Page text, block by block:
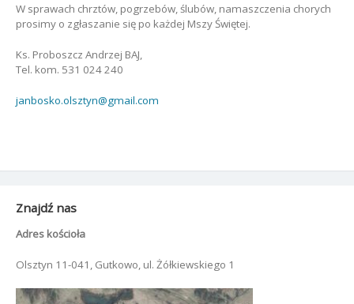
W sprawach chrztów, pogrzebów, ślubów, namaszczenia chorych
prosimy o zgłaszanie się po każdej Mszy Świętej.
Ks. Proboszcz Andrzej BAJ,
Tel. kom. 531 024 240
janbosko.olsztyn@gmail.com
Znajdź nas
Adres kościoła
Olsztyn 11-041, Gutkowo, ul. Żółkiewskiego 1